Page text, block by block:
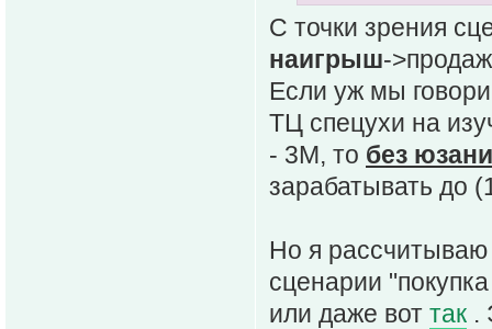
С точки зрения
наигрыш-
Если уж мы
ТЦ спецухи на
- 3М, то без
зарабатывать до
Но я рассчитываю
сценарии
или даже вот так .